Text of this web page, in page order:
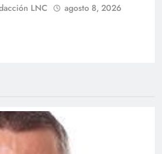
LNC agosto 8, 2026